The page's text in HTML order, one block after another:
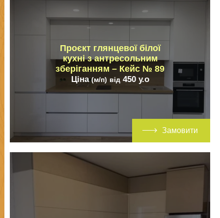
Проєкт глянцевої білої
кухні з антресольним
зберіганням – Кейс № 89
Ціна(м/п) від450 у.о
Замовити